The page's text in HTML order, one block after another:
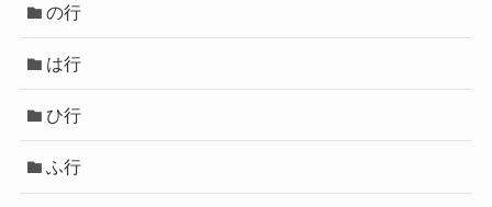
の行
は行
ひ行
ふ行